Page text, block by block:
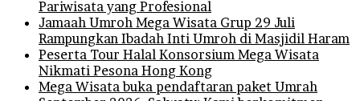
Pariwisata yang Profesional
Jamaah Umroh Mega Wisata Grup 29 Juli
Rampungkan Ibadah Inti Umroh di Masjidil Haram
Peserta Tour Halal Konsorsium Mega Wisata
Nikmati Pesona Hong Kong
Mega Wisata buka pendaftaran paket Umrah